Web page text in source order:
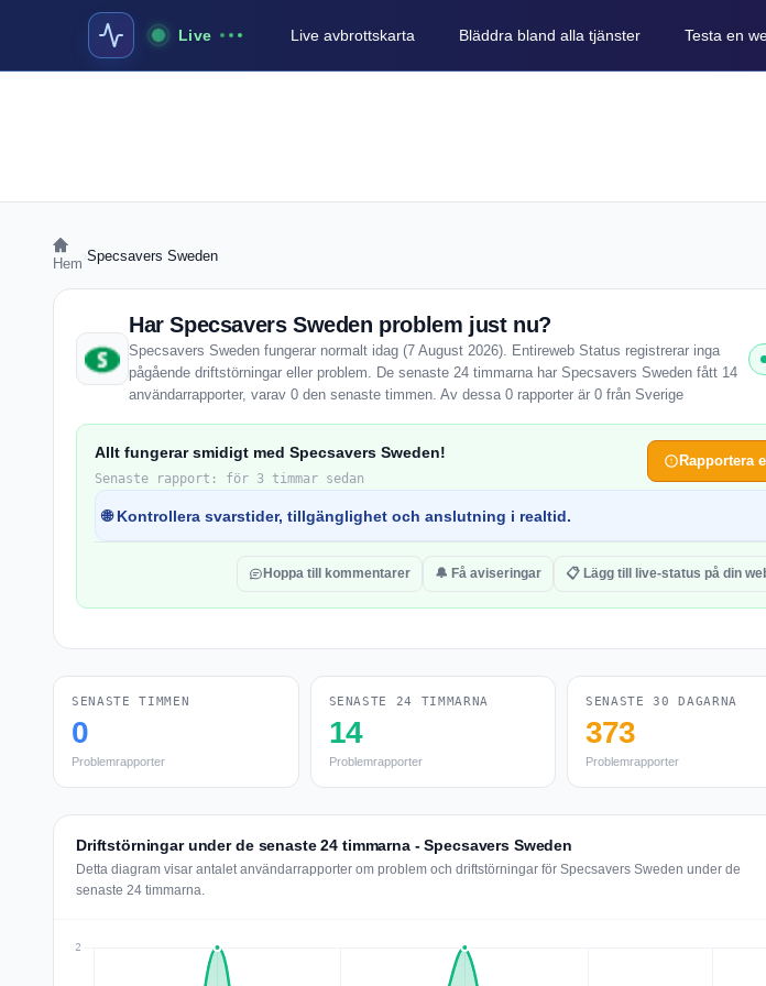
Live Live avbrottskarta Bläddra bland alla tjänster Testa en
Hem Specsavers Sweden
Har Specsavers Sweden problem just nu?
Specsavers Sweden fungerar normalt idag (7 August 2026). Entireweb Status registrerar inga
pågående driftstörningar eller problem. De senaste 24 timmarna har Specsavers Sweden fått 14
användarrapporter, varav 0 den senaste timmen. Av dessa 0 rapporter är 0 från Sverige
Allt fungerar smidigt med Specsavers Sweden!
Senaste rapport: för 3 timmar sedan
Rapportera
🌐 Kontrollera svarstider, tillgänglighet och anslutning i realtid.
Hoppa till kommentarer 🔔 Få aviseringar 📋 Lägg till live-status på din
SENASTE TIMMEN
0
Problemrapporter
SENASTE 24 TIMMARNA
14
Problemrapporter
SENASTE 30 DAGARNA
373
Problemrapporter
Driftstörningar under de senaste 24 timmarna - Specsavers Sweden
Detta diagram visar antalet användarrapporter om problem och driftstörningar för Specsavers Sweden under de
senaste 24 timmarna.